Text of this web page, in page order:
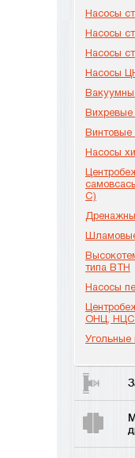
Насосы
Насосы
Насосы
Насосы
Насосы
С)
типа ВТН
Насосы
ОНЦ,
Угольные